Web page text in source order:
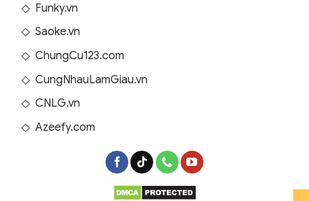
◇ Funky.vn
◇ Saoke.vn
◇ ChungCu123.com
◇ CungNhauLamGiau.vn
◇ CNLG.vn
◇ Azeefy.com